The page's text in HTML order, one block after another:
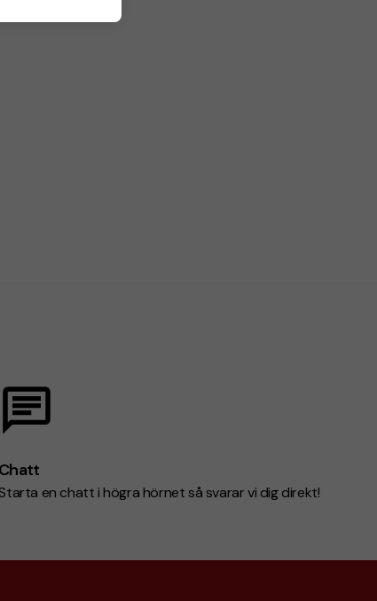
Chatt
Starta en chatt i högra hörnet så svarar vi dig direkt!